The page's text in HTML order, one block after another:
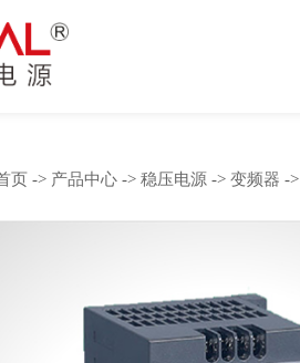
工频UPS不间断电源
电与电能质量保障领域的专业科技企业
解决方案。企业以“诺以致诚、耐以铸
4G网络通信的建设、三网融合的试点
心的需求越来越多，越来越多的人员依
页 -> 产品中心 -> 稳压电源 -> 变频器 -